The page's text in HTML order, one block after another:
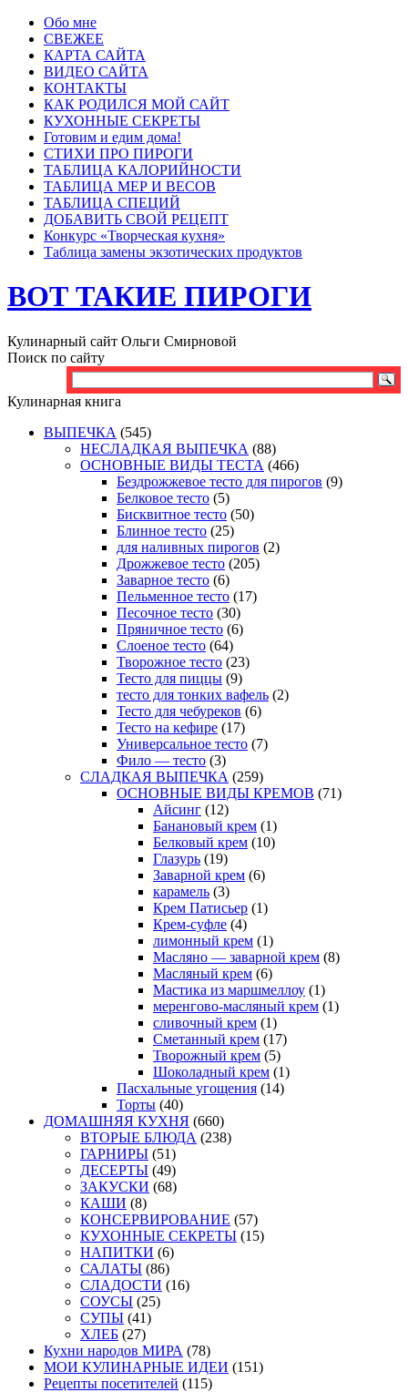
Обо мне
СВЕЖЕЕ
КАРТА САЙТА
ВИДЕО САЙТА
КОНТАКТЫ
КАК РОДИЛСЯ МОЙ САЙТ
КУХОННЫЕ СЕКРЕТЫ
Готовим и едим дома!
СТИХИ ПРО ПИРОГИ
ТАБЛИЦА КАЛОРИЙНОСТИ
ТАБЛИЦА МЕР И ВЕСОВ
ТАБЛИЦА СПЕЦИЙ
ДОБАВИТЬ СВОЙ РЕЦЕПТ
Конкурс «Творческая кухня»
Таблица замены экзотических продуктов
ВОТ ТАКИЕ ПИРОГИ
Кулинарный сайт Ольги Смирновой
Поиск по сайту
Кулинарная книга
ВЫПЕЧКА (545)
НЕСЛАДКАЯ ВЫПЕЧКА (88)
ОСНОВНЫЕ ВИДЫ ТЕСТА (466)
Бездрожжевое тесто для пирогов (9)
Белковое тесто (5)
Бисквитное тесто (50)
Блинное тесто (25)
для наливных пирогов (2)
Дрожжевое тесто (205)
Заварное тесто (6)
Пельменное тесто (17)
Песочное тесто (30)
Пряничное тесто (6)
Слоеное тесто (64)
Творожное тесто (23)
Тесто для пиццы (9)
тесто для тонких вафель (2)
Тесто для чебуреков (6)
Тесто на кефире (17)
Универсальное тесто (7)
Фило — тесто (3)
СЛАДКАЯ ВЫПЕЧКА (259)
ОСНОВНЫЕ ВИДЫ КРЕМОВ (71)
Айсинг (12)
Банановый крем (1)
Белковый крем (10)
Глазурь (19)
Заварной крем (6)
карамель (3)
Крем Патисьер (1)
Крем-суфле (4)
лимонный крем (1)
Масляно — заварной крем (8)
Масляный крем (6)
Мастика из маршмеллоу (1)
меренгово-масляный крем (1)
сливочный крем (1)
Сметанный крем (17)
Творожный крем (5)
Шоколадный крем (1)
Пасхальные угощения (14)
Торты (40)
ДОМАШНЯЯ КУХНЯ (660)
ВТОРЫЕ БЛЮДА (238)
ГАРНИРЫ (51)
ДЕСЕРТЫ (49)
ЗАКУСКИ (68)
КАШИ (8)
КОНСЕРВИРОВАНИЕ (57)
КУХОННЫЕ СЕКРЕТЫ (15)
НАПИТКИ (6)
САЛАТЫ (86)
СЛАДОСТИ (16)
СОУСЫ (25)
СУПЫ (41)
ХЛЕБ (27)
Кухни народов МИРА (78)
МОИ КУЛИНАРНЫЕ ИДЕИ (151)
Рецепты посетителей (115)